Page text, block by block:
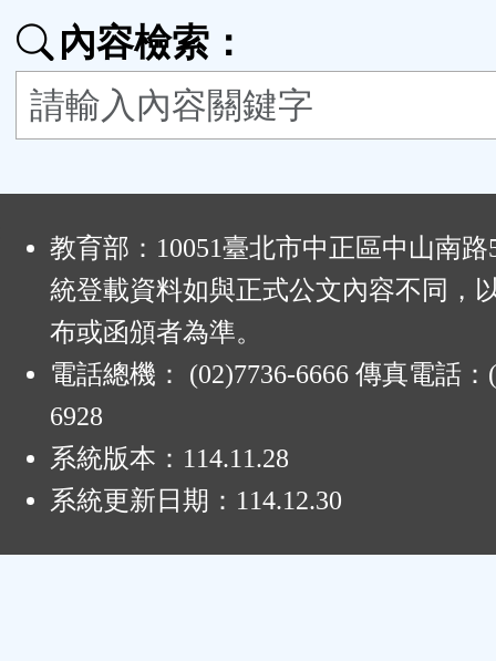
功
能
按
鈕
區
內容檢索：
教育部：10051臺北市中正區中山南
統登載資料如與正式公文內容不同，
布或函頒者為準。
電話總機： (02)7736-6666 傳真電話：
6928
系統版本： 114.11.28
系統更新日期： 114.12.30